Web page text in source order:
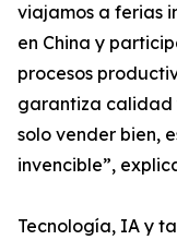
viajamos a ferias
en China y
procesos
garantiza calidad
solo vender bien,
invencible”,
Tecnología, IA y